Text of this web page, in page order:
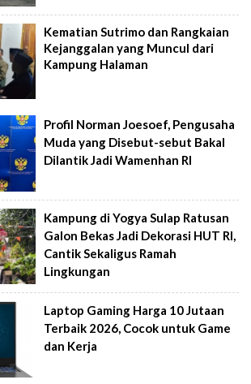
Kematian Sutrimo dan Rangkaian
Kejanggalan yang Muncul dari
Kampung Halaman
Profil Norman Joesoef, Pengusaha
Muda yang Disebut-sebut Bakal
Dilantik Jadi Wamenhan RI
Kampung di Yogya Sulap Ratusan
Galon Bekas Jadi Dekorasi HUT RI,
Cantik Sekaligus Ramah
Lingkungan
Laptop Gaming Harga 10 Jutaan
Terbaik 2026, Cocok untuk Game
dan Kerja